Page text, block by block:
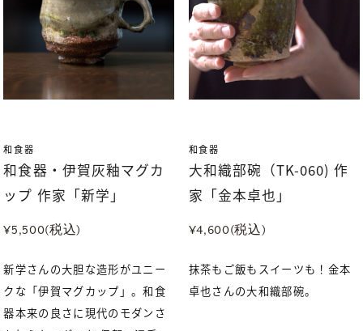
和食器
和食器・伊賀灰釉マグカ
ップ 作家「新学」
¥5,500(税込)
新学さんの大胆な造形がユニー
クな「伊賀マグカップ」。和食
器本来の良さに現代のモダンさ
和食器
大和織部碗（TK-060) 作
家「金本卓也」
¥4,600(税込)
抹茶もご飯もスイーツも！金本
卓也さんの大和織部碗。